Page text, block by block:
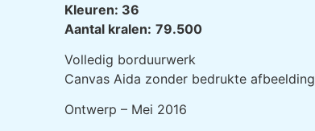
Kleuren: 36
Aantal kralen: 79.500
Volledig borduurwerk
Canvas Aida zonder bedrukte afbeelding
Ontwerp – Mei 2016